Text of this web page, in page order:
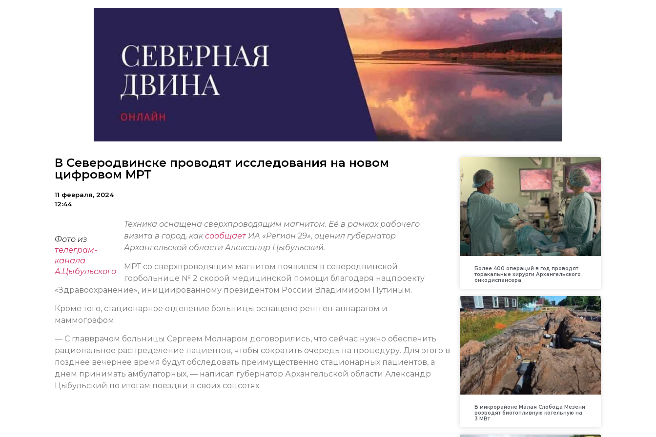
В Северодвинске проводят исследования на новом
цифровом МРТ
11 февраля, 2024
12:44
Фото из
телеграм-
канала
А.Цыбульского
Техника оснащена сверхпроводящим магнитом. Её в рамках рабочего
визита в город, каксообщаетИА «Регион 29», оценил губернатор
Архангельской области Александр Цыбульский.
МРТ со сверхпроводящим магнитом появился в северодвинской
горбольнице № 2 скорой медицинской помощи благодаря нацпроекту
«Здравоохранение», инициированному президентом России Владимиром Путиным.
Кроме того, стационарное отделение больницы оснащено рентген-аппаратом и
маммографом.
— С главврачом больницы Сергеем Молнаром договорились, что сейчас нужно обеспечить
рациональное распределение пациентов, чтобы сократить очередь на процедуру. Для этого в
позднее вечернее время будут обследовать преимущественно стационарных пациентов, а
днем принимать амбулаторных, — написал губернатор Архангельской области Александр
Цыбульский по итогам поездки в своих соцсетях.
Более 400 операций в год проводят
торакальные хирурги Архангельского
онкодиспансера
В микрорайоне Малая Слобода Мезени
возводят биотопливную котельную на
3 МВт